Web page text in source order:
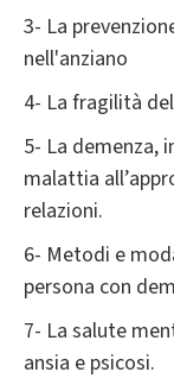
3- La
nell'anziano
4- La fragilità
5- La demenza,
malattia
relazioni.
6- Metodi e
persona con
7- La salute
ansia e psicosi.